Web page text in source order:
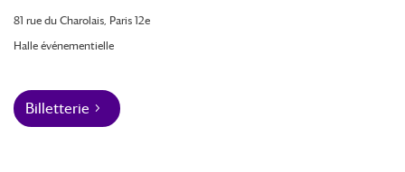
81 rue du Charolais, Paris 12e
Halle événementielle
Billetterie